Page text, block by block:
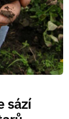
sází